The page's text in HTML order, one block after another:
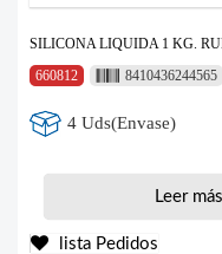
SILICONA LIQUIDA 1 KG.
660812
8410436244565
4 Uds(Envase)
Leer más
lista Pedidos